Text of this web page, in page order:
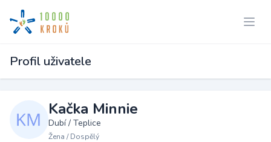
Profil uživatele
Kačka Minnie
Dubí / Teplice
Žena / Dospělý